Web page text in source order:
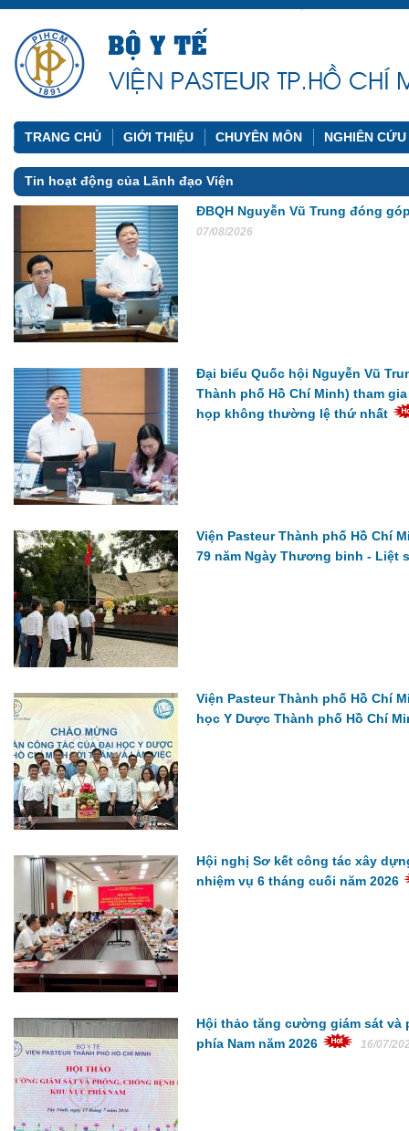
TRANG CHỦ GIỚI THIỆU CHUYÊN MÔN NGHIÊN
Tin hoạt động của Lãnh đạo Viện
ĐBQH Nguyễn Vũ Trung đóng
07/08/2026
Đại biểu Quốc hội Nguyễn Vũ
Thành phố Hồ Chí Minh) tham
họp không thường lệ thứ nhất
Viện Pasteur Thành phố Hồ Chí
79 năm Ngày Thương binh - Liệt
Viện Pasteur Thành phố Hồ Chí
học Y Dược Thành phố Hồ Chí
Hội nghị Sơ kết công tác xây
nhiệm vụ 6 tháng cuối năm 2026
Hội thảo tăng cường giám sát
phía Nam năm 2026
16/07/